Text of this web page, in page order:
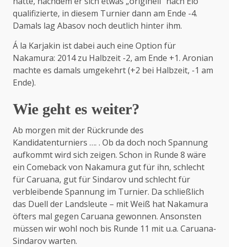
qualifizierte, in diesem Turnier dann am Ende -4.
Damals lag Abasov noch deutlich hinter ihm.
Á la Karjakin ist dabei auch eine Option für
Nakamura: 2014 zu Halbzeit -2, am Ende +1. Aronian
machte es damals umgekehrt (+2 bei Halbzeit, -1 am
Ende).
Wie geht es weiter?
Ab morgen mit der Rückrunde des
Kandidatenturniers …. . Ob da doch noch Spannung
aufkommt wird sich zeigen. Schon in Runde 8 wäre
ein Comeback von Nakamura gut für ihn, schlecht
für Caruana, gut für Sindarov und schlecht für
verbleibende Spannung im Turnier. Da schließlich
das Duell der Landsleute – mit Weiß hat Nakamura
öfters mal gegen Caruana gewonnen. Ansonsten
müssen wir wohl noch bis Runde 11 mit u.a. Caruana-
Sindarov warten.